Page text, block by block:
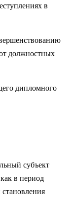
в
должностных
дипломного
субъект
в период